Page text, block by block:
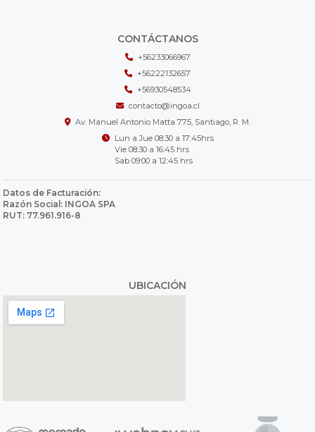
CONTÁCTANOS
+56233066967
+56222132657
+56930548534
contacto@ingoa.cl
Av. Manuel Antonio Matta 775, Santiago, R. M.
Lun a Jue 08:30 a 17:45hrs
Vie 08:30 a 16:45 hrs
Sab 09:00 a 12:45 hrs
Datos de Facturación:
Razón Social: INGOA SPA
RUT: 77.961.916-8
UBICACIÓN